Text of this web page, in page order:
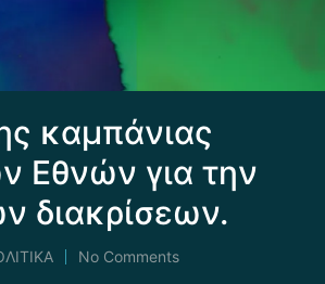
καμπάνιας
Εθνών για την
διακρίσεων.
No Comments